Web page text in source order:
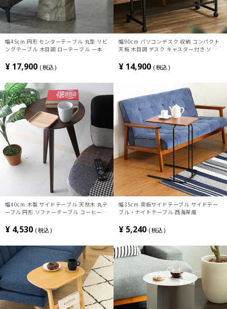
幅45cm 円形 センターテーブル 丸型 リビ
ングテーブル 木目調 ローテーブル 一本足
北欧 ナチュラル ブラウン
¥ 17,900 税込
幅90cm パソコンデスク 収納 コンパクト
天板 木目調 デスク キャスター付き ソフ
ーブル 北欧 モダン ナチュラル
¥ 14,900 税込
幅40cm 木製 サイドテーブル 天然木 丸テ
ーブル 円形 ソファーテーブル コーヒーテ
ゃれ ブラウン ナチュラル
¥ 4,530 税込
幅35cm 突板サイドテーブル サイドテー
ブル・ナイトテーブル 西海岸風
¥ 5,240 税込